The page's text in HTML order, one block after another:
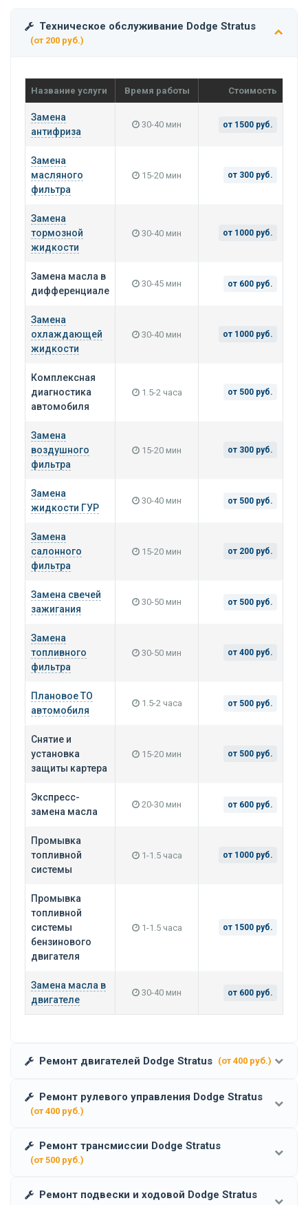
Техническое обслуживание Dodge Stratus
(от 200 руб.)
Название услуги Время работы Стоимость
Замена
антифриза
30-40 мин от 1500 руб.
Замена
масляного
фильтра
15-20 мин от 300 руб.
Замена
тормозной
жидкости
30-40 мин от 1000 руб.
Замена масла в
дифференциале
30-45 мин от 600 руб.
Замена
охлаждающей
жидкости
30-40 мин от 1000 руб.
Комплексная
диагностика
автомобиля
1.5-2 часа от 500 руб.
Замена
воздушного
фильтра
15-20 мин от 300 руб.
Замена
жидкости ГУР
30-40 мин от 500 руб.
Замена
салонного
фильтра
15-20 мин от 200 руб.
Замена свечей
зажигания
30-50 мин от 500 руб.
Замена
топливного
фильтра
30-50 мин от 400 руб.
Плановое ТО
автомобиля
1.5-2 часа от 500 руб.
Снятие и
установка
защиты картера
15-20 мин от 500 руб.
Экспресс-
замена масла
20-30 мин от 600 руб.
Промывка
топливной
системы
1-1.5 часа от 1000 руб.
Промывка
топливной
системы
бензинового
двигателя
1-1.5 часа от 1500 руб.
Замена масла в
двигателе
30-40 мин от 600 руб.
Ремонт двигателей Dodge Stratus (от 400 руб.)
Ремонт рулевого управления Dodge Stratus
(от 400 руб.)
Ремонт трансмиссии Dodge Stratus
(от 500 руб.)
Ремонт подвески и ходовой Dodge Stratus